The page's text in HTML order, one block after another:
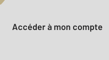
Votre compte :
Accéder à mon compte